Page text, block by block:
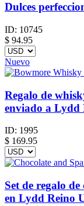
Dulces
ID: 10745
$ 94.95
Nuevo
Regalo de
enviado a Lydd
ID: 1995
$ 169.95
Set de regalo de
en Lydd Reino